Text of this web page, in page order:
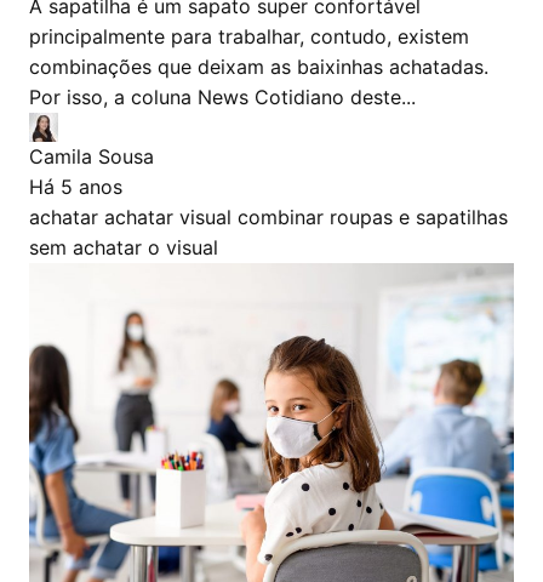
A sapatilha é um sapato super confortável
principalmente para trabalhar, contudo, existem
combinações que deixam as baixinhas achatadas.
Por isso, a coluna News Cotidiano deste...
Camila Sousa
Há 5 anos
achatar achatar visual combinar roupas e sapatilhas
sem achatar o visual